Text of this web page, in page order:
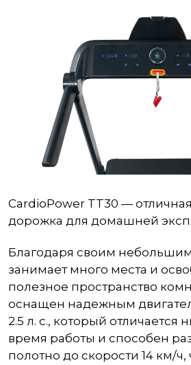
CardioPower TT30 —
дорожка для домашней
Благодаря своим
занимает много места и
полезное пространство
оснащен надежным
2.5 л. с., который
время работы и способен
полотно до скорости 14 км/ч,